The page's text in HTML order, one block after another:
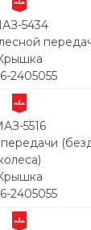
5434
2405055
5516
2405055